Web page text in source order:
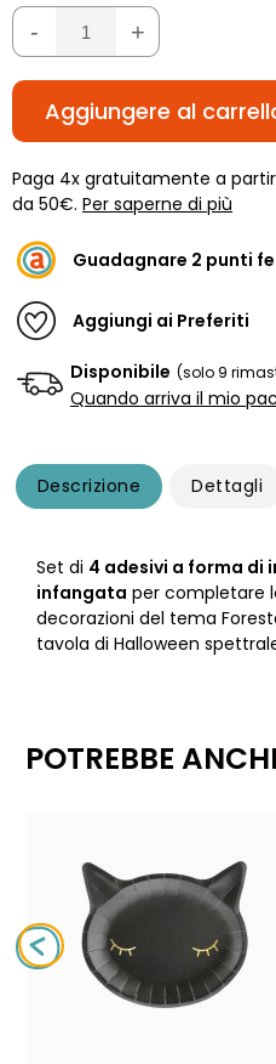
- +
Aggiungere al
Paga 4x gratuitamente a
da 50€. Per saperne di più
Guadagnare 2 punti
Aggiungi ai Preferiti
Disponibile (solo 9
Quando arriva il mio
Descrizione Dettagli
Set di 4 adesivi a forma di
infangata per completare
decorazioni del tema
tavola di Halloween
POTREBBE